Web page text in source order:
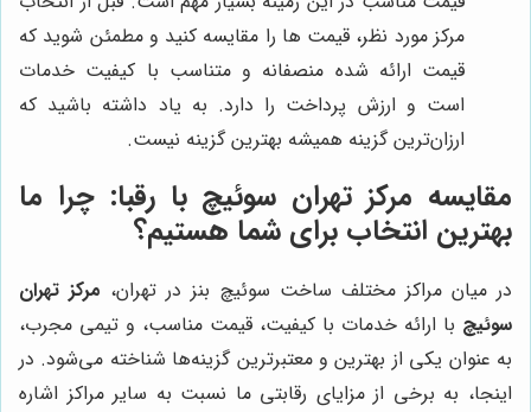
مرکز مورد نظر، قیمت ها را مقایسه کنید و مطمئن شوید که
قیمت ارائه شده منصفانه و متناسب با کیفیت خدمات
است و ارزش پرداخت را دارد. به یاد داشته باشید که
ارزان‌ترین گزینه همیشه بهترین گزینه نیست.
مقایسه مرکز تهران سوئیچ با رقبا: چرا ما
بهترین انتخاب برای شما هستیم؟
در میان مراکز مختلف ساخت سوئیچ بنز در تهران، مرکز تهران
سوئیچ با ارائه خدمات با کیفیت، قیمت مناسب، و تیمی مجرب،
به عنوان یکی از بهترین و معتبرترین گزینه‌ها شناخته می‌شود. در
اینجا، به برخی از مزایای رقابتی ما نسبت به سایر مراکز اشاره